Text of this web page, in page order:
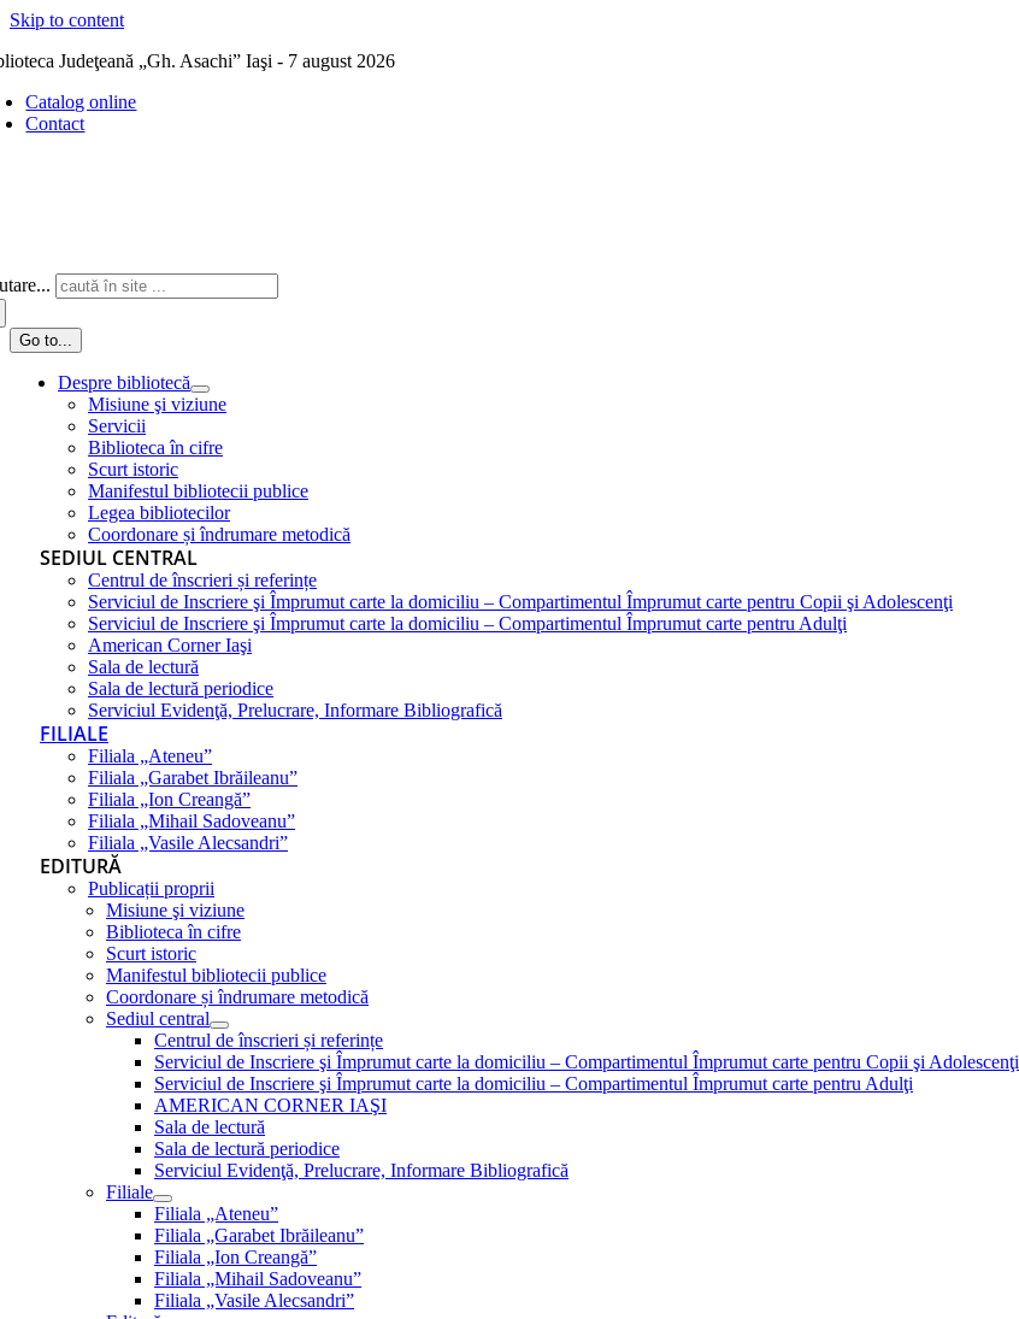
Skip to content
Judeţeană „Gh. Asachi” Iaşi - 7 august 2026
Catalog online
Contact
Go to...
Despre bibliotecă
Misiune şi viziune
Servicii
Biblioteca în cifre
Scurt istoric
Manifestul bibliotecii publice
Legea bibliotecilor
Coordonare și îndrumare metodică
SEDIUL CENTRAL
Centrul de înscrieri și referințe
Serviciul de Inscriere şi Împrumut carte la domiciliu – Compartimentul Împrumut carte pentru Copii şi Adolescenţi
Serviciul de Inscriere şi Împrumut carte la domiciliu – Compartimentul Împrumut carte pentru Adulţi
American Corner Iaşi
Sala de lectură
Sala de lectură periodice
Serviciul Evidenţă, Prelucrare, Informare Bibliografică
FILIALE
Filiala „Ateneu”
Filiala „Garabet Ibrăileanu”
Filiala „Ion Creangă”
Filiala „Mihail Sadoveanu”
Filiala „Vasile Alecsandri”
EDITURĂ
Publicații proprii
Misiune şi viziune
Biblioteca în cifre
Scurt istoric
Manifestul bibliotecii publice
Coordonare și îndrumare metodică
Sediul central
Centrul de înscrieri și referințe
Serviciul de Inscriere şi Împrumut carte la domiciliu – Compartimentul Împrumut carte pentru Copii şi Adolescenţi
Serviciul de Inscriere şi Împrumut carte la domiciliu – Compartimentul Împrumut carte pentru Adulţi
AMERICAN CORNER IAŞI
Sala de lectură
Sala de lectură periodice
Serviciul Evidenţă, Prelucrare, Informare Bibliografică
Filiale
Filiala „Ateneu”
Filiala „Garabet Ibrăileanu”
Filiala „Ion Creangă”
Filiala „Mihail Sadoveanu”
Filiala „Vasile Alecsandri”